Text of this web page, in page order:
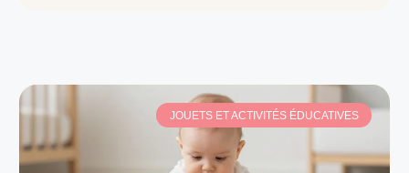
JOUETS ET ACTIVITÉS ÉDUCATIVES